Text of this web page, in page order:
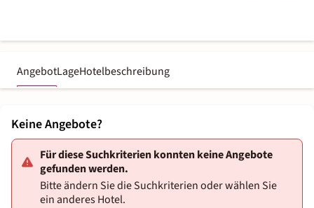
AngebotLageHotelbeschreibung
Keine Angebote?
Für diese Suchkriterien konnten keine Angebote
gefunden werden.
Bitte ändern Sie die Suchkriterien oder wählen Sie
ein anderes Hotel.